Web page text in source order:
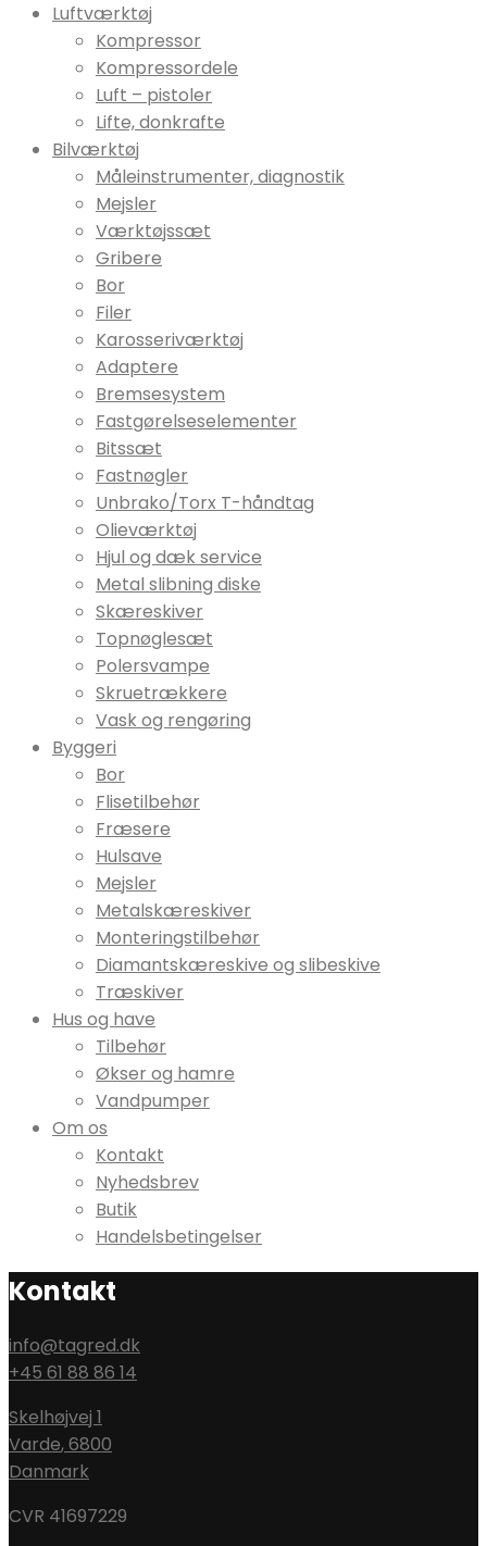
Luftværktøj
Kompressor
Kompressordele
Luft – pistoler
Lifte, donkrafte
Bilværktøj
Måleinstrumenter, diagnostik
Mejsler
Værktøjssæt
Gribere
Bor
Filer
Karosseriværktøj
Adaptere
Bremsesystem
Fastgørelseselementer
Bitssæt
Fastnøgler
Unbrako/Torx T-håndtag
Olieværktøj
Hjul og dæk service
Metal slibning diske
Skæreskiver
Topnøglesæt
Polersvampe
Skruetrækkere
Vask og rengøring
Byggeri
Bor
Flisetilbehør
Fræsere
Hulsave
Mejsler
Metalskæreskiver
Monteringstilbehør
Diamantskæreskive og slibeskive
Træskiver
Hus og have
Tilbehør
Økser og hamre
Vandpumper
Om os
Kontakt
Nyhedsbrev
Butik
Handelsbetingelser
Kontakt
info@tagred.dk
+45 61 88 86 14
Skelhøjvej 1
Varde,6800
Danmark
CVR 41697229